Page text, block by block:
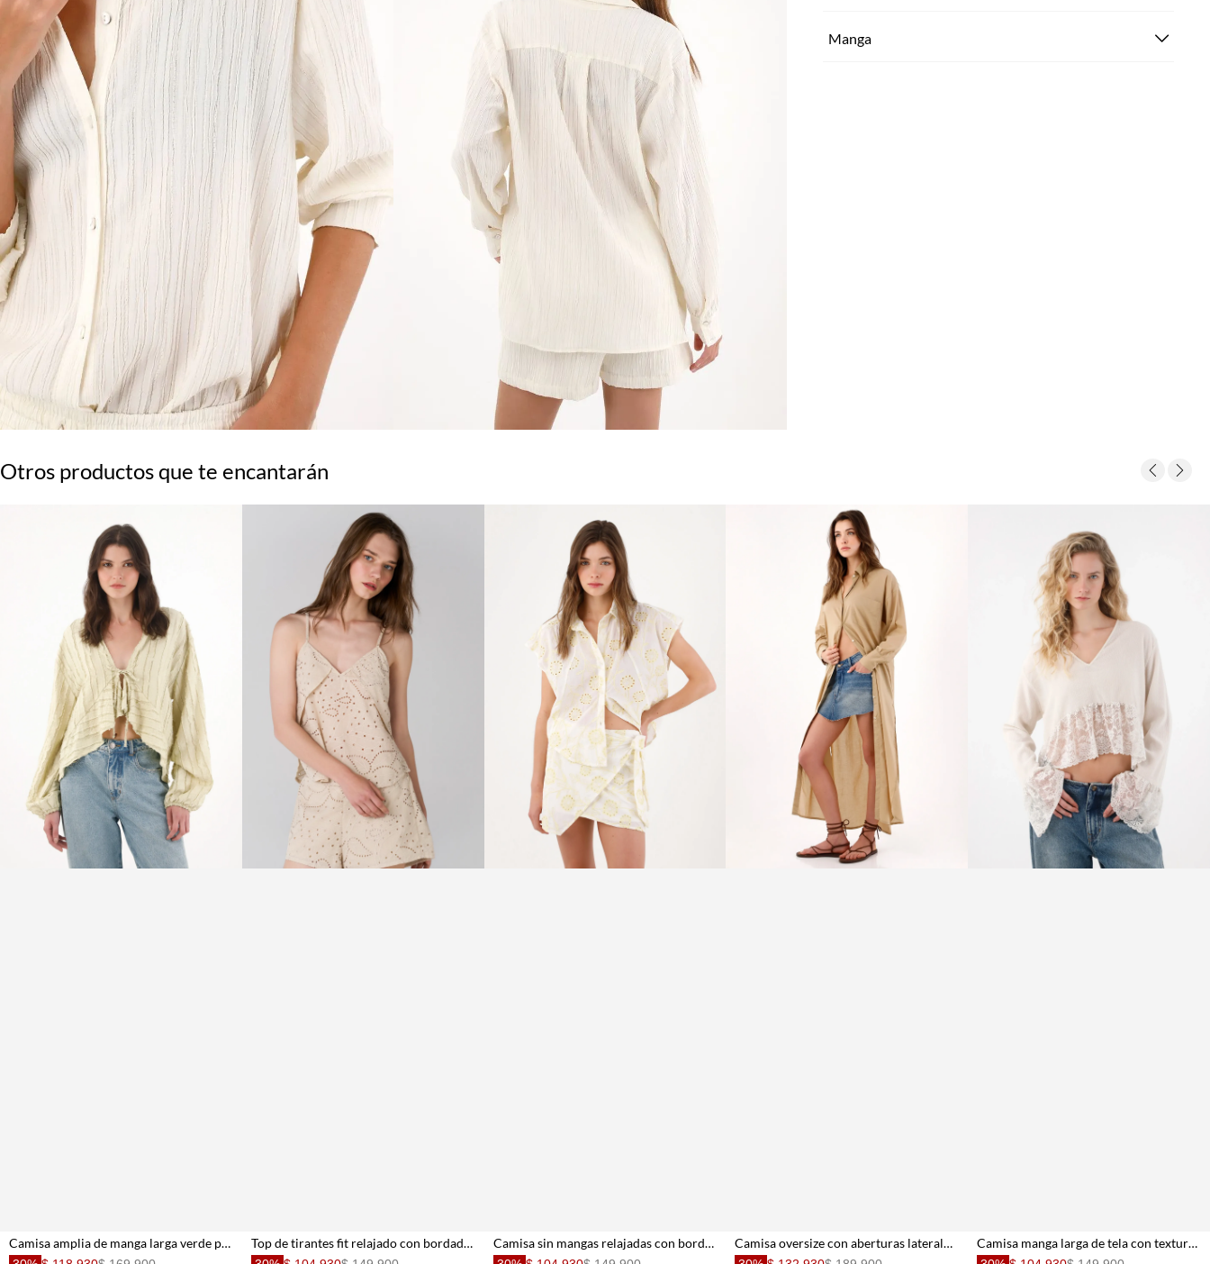
Manga
Otros productos que te encantarán
Camisa amplia de manga larga verde para mujer Top de tirantes fit relajado con bordado calado en algodón beige para mujer Camisa sin mangas relajadas con bordado floral blanco para mujer Camisa oversize con aberturas laterales en algodón beige para mujer Camisa manga larga de tela con textura gris de silueta entallada para mujer